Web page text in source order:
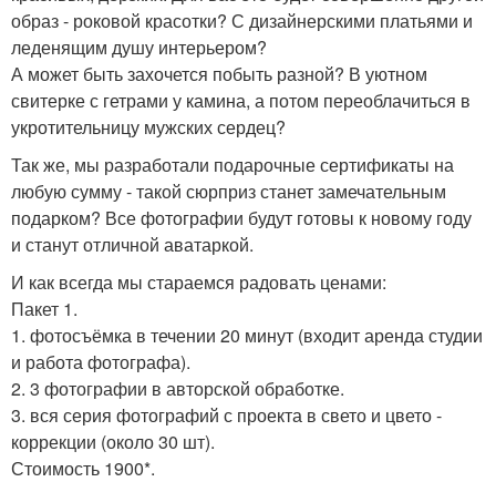
образ - роковой красотки? С дизайнерскими платьями и
леденящим душу интерьером?
А может быть захочется побыть разной? В уютном
свитерке с гетрами у камина, а потом переоблачиться в
укротительницу мужских сердец?
Так же, мы разработали подарочные сертификаты на
любую сумму - такой сюрприз станет замечательным
подарком? Все фотографии будут готовы к новому году
и станут отличной аватаркой.
И как всегда мы стараемся радовать ценами:
Пакет 1.
1. фотосъёмка в течении 20 минут (входит аренда студии
и работа фотографа).
2. 3 фотографии в авторской обработке.
3. вся серия фотографий с проекта в свето и цвето -
коррекции (около 30 шт).
Стоимость 1900*.